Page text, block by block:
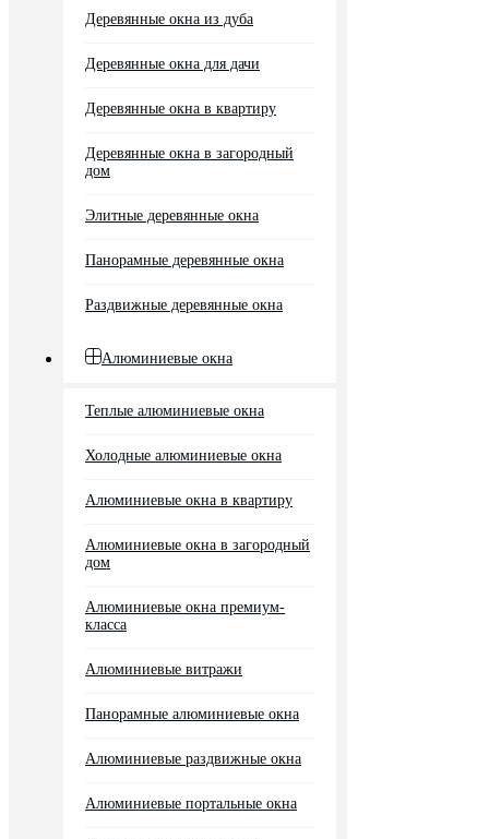
Деревянные окна из дуба
Деревянные окна для дачи
Деревянные окна в квартиру
Деревянные окна в загородный
дом
Элитные деревянные окна
Панорамные деревянные окна
Раздвижные деревянные окна
Алюминиевые окна
Теплые алюминиевые окна
Холодные алюминиевые окна
Алюминиевые окна в квартиру
Алюминиевые окна в загородный
дом
Алюминиевые окна премиум-
класса
Алюминиевые витражи
Панорамные алюминиевые окна
Алюминиевые раздвижные окна
Алюминиевые портальные окна